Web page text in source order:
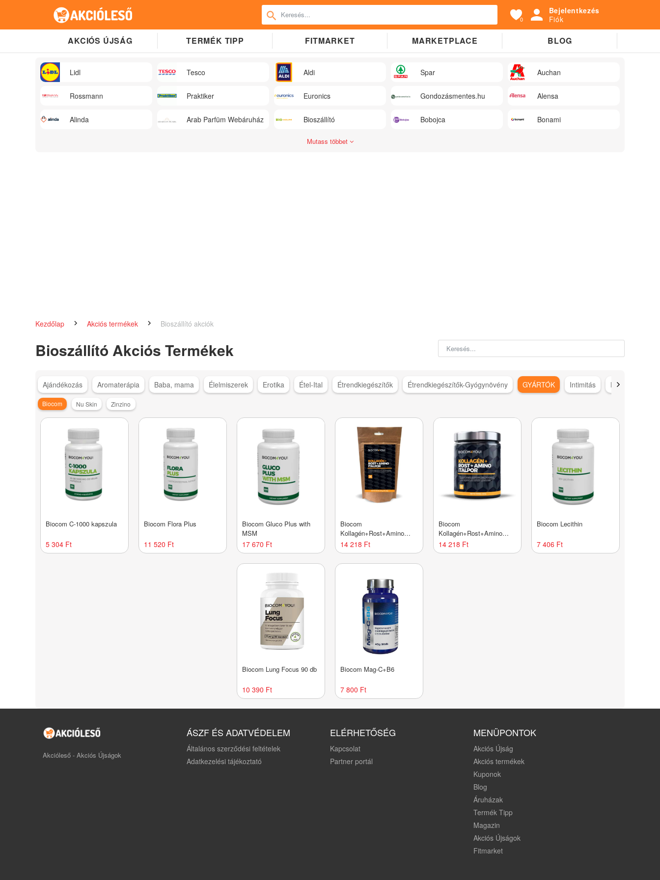
0
Bejelentkezés
Fiók
AKCIÓS ÚJSÁG TERMÉK TIPP FITMARKET MARKETPLACE BLOG
Lidl Tesco Aldi Spar Auchan
Rossmann Praktiker Euronics Gondozásmentes.hu Alensa
Alinda Arab Parfüm Webáruház Bioszállító Bobojca Bonami
Mutass többet
Kezdőlap Akciós termékek Bioszállító akciók
Bioszállító Akciós Termékek
Ajándékozás Aromaterápia Baba, mama Élelmiszerek Erotika Étel-Ital Étrendkiegészítők Étrendkiegészítők-Gyógynövény GYÁRTÓK Intimitás Karácsonyi
Biocom Nu Skin Zinzino
Biocom C-1000 kapszula
5 304 Ft
Biocom Flora Plus
11 520 Ft
Biocom Gluco Plus with
MSM
17 670 Ft
Biocom
Kollagén+Rost+Amino
Italp mangó ízű utántöltős
510 gramm
14 218 Ft
Biocom
Kollagén+Rost+Amino
Italpor mangó ízű 450
gramm
14 218 Ft
Biocom Lecithin
7 406 Ft
Biocom Lung Focus 90 db
10 390 Ft
Biocom Mag-C+B6
7 800 Ft
Akcióleső - Akciós Újságok
ÁSZF ÉS ADATVÉDELEM
Általános szerződési feltételek
Adatkezelési tájékoztató
ELÉRHETŐSÉG
Kapcsolat
Partner portál
MENÜPONTOK
Akciós Újság
Akciós termékek
Kuponok
Blog
Áruházak
Termék Tipp
Magazin
Akciós Újságok
Fitmarket